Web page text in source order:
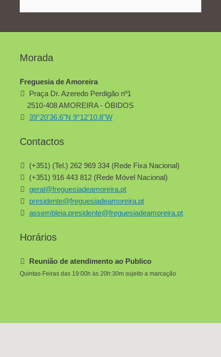
Morada
Freguesia de Amoreira
Praça Dr. Azeredo Perdigão nº1
2510-408 AMOREIRA - ÓBIDOS
39°20'36.6"N 9°12'10.8"W
Contactos
(+351) (Tel.) 262 969 334 (Rede Fixa Nacional)
(+351) 916 443 812 (Rede Móvel Nacional)
geral@freguesiadeamoreira.pt
presidente@freguesiadeamoreira.pt
assembleia.presidente@freguesiadeamoreira.pt
Horários
Reunião de atendimento ao Publico
Quintas-Feiras das 19:00h às 20h:30m sujeito a marcação